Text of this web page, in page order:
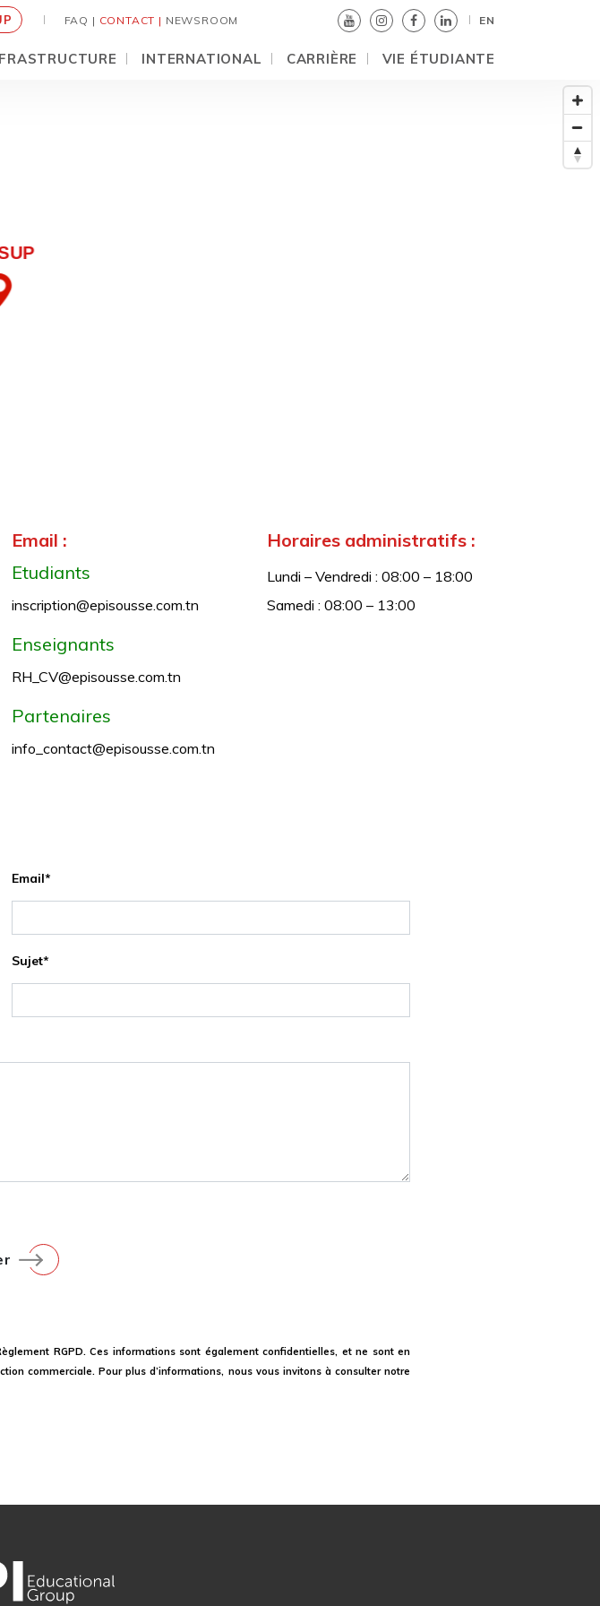
FAQ | CONTACT | NEWSROOM EN
INTERNATIONAL CARRIÈRE VIE ÉTUDIANTE
Email :
Etudiants
inscription@episousse.com.tn
Enseignants
RH_CV@episousse.com.tn
Partenaires
info_contact@episousse.com.tn
Horaires administratifs :
Lundi – Vendredi : 08:00 – 18:00
Samedi : 08:00 – 13:00
Email
Sujet
RGPD. Ces informations sont également confidentielles, et ne sont en
commerciale. Pour plus d’informations, nous vous invitons à consulter notre